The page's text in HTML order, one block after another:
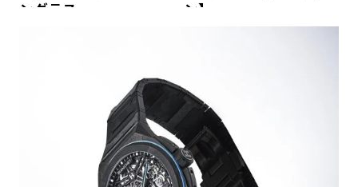
ングラス
ン】